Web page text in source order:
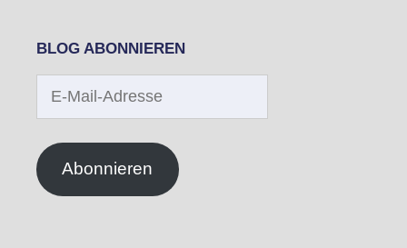
BLOG ABONNIEREN
Mail-
Abonnieren